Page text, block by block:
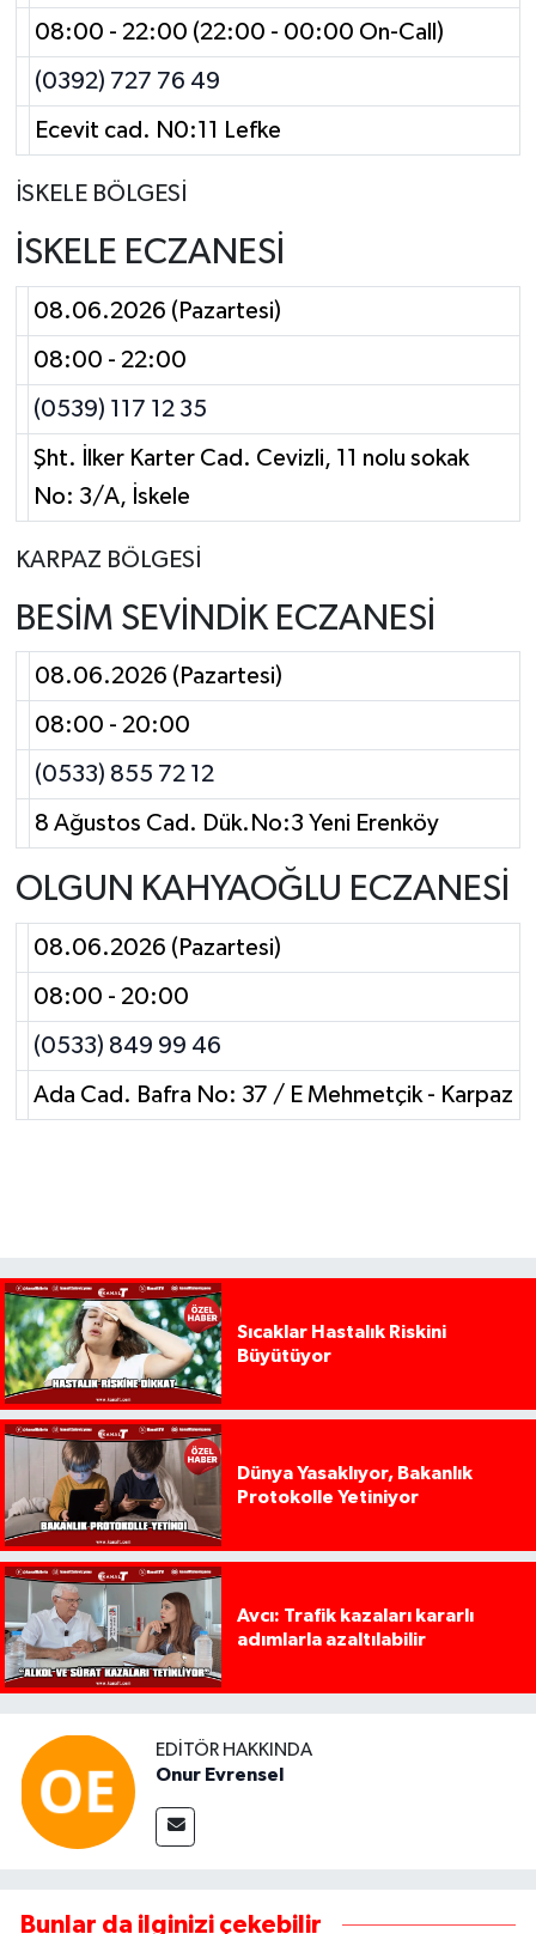
08:00 - 22:00 (22:00 - 00:00 On-Call)
(0392) 727 76 49
Ecevit cad. N0:11 Lefke
İSKELE BÖLGESİ
İSKELE ECZANESİ
08.06.2026 (Pazartesi)
08:00 - 22:00
(0539) 117 12 35
Şht. İlker Karter Cad. Cevizli, 11 nolu sokak
No: 3/A, İskele
KARPAZ BÖLGESİ
BESİM SEVİNDİK ECZANESİ
08.06.2026 (Pazartesi)
08:00 - 20:00
(0533) 855 72 12
8 Ağustos Cad. Dük.No:3 Yeni Erenköy
OLGUN KAHYAOĞLU ECZANESİ
08.06.2026 (Pazartesi)
08:00 - 20:00
(0533) 849 99 46
Ada Cad. Bafra No: 37 / E Mehmetçik - Karpaz
Sıcaklar Hastalık Riskini
Büyütüyor
Dünya Yasaklıyor, Bakanlık
Protokolle Yetiniyor
Avcı: Trafik kazaları kararlı
adımlarla azaltılabilir
EDITÖR HAKKINDA
Onur Evrensel
Bunlar da ilginizi çekebilir